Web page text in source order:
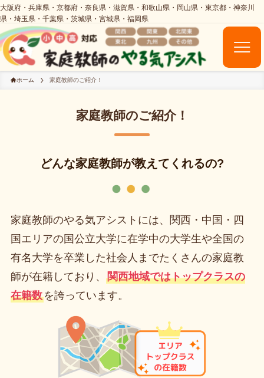
ホーム 家庭教師のご紹介！
家庭教師のご紹介！
どんな家庭教師が教えてくれるの?
家庭教師のやる気アシストには、関西・中国・四
国エリアの国公立大学に在学中の大学生や全国の
有名大学を卒業した社会人までたくさんの家庭教
師が在籍しており、 関西地域ではトップクラスの
在籍数を誇っています。